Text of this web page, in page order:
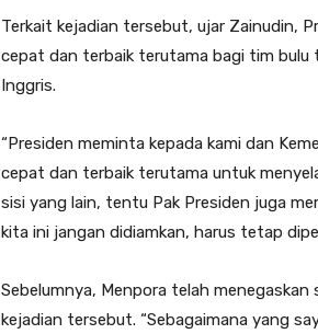
Terkait kejadian tersebut, ujar Zainudin,
cepat dan terbaik terutama bagi tim
Inggris.
“Presiden meminta kepada kami dan
cepat dan terbaik terutama untuk
sisi yang lain, tentu Pak Presiden juga
kita ini jangan didiamkan, harus tetap
Sebelumnya, Menpora telah
kejadian tersebut. “Sebagaimana yang